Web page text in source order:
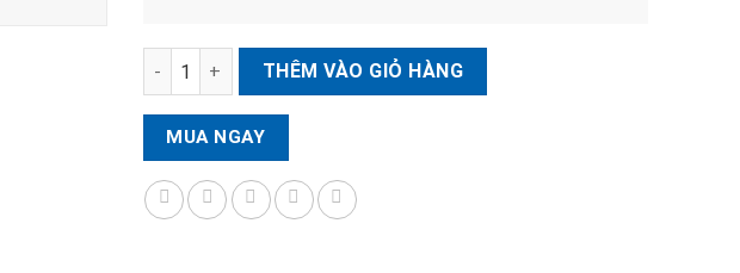
Khóa điện tử cửa gỗ Kaadas L7-5 số lượng
THÊM VÀO GIỎ HÀNG
MUA NGAY